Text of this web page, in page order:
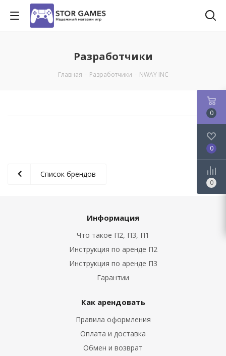
Разработчики
Главная - Разработчики - NWAY INC
Список брендов
Информация
Что такое П2, П3, П1
Инструкция по аренде П2
Инструкция по аренде П3
Гарантии
Как арендовать
Правила оформления
Оплата и доставка
Обмен и возврат
0
0
0